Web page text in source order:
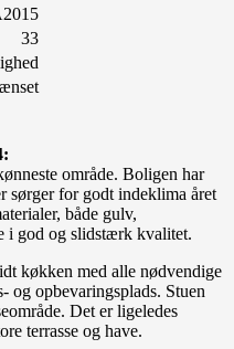
33
område. Boligen har
sørger for godt indeklima året
både gulv,
i god og slidstærk kvalitet.
køkken med alle nødvendige
og opbevaringsplads. Stuen
Det er ligeledes
terrasse og have.